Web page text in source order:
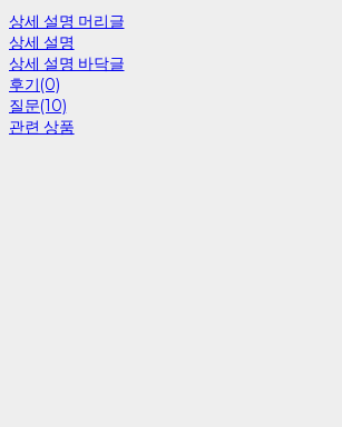
상세 설명 머리글
상세 설명
상세 설명 바닥글
후기(0)
질문(10)
관련 상품